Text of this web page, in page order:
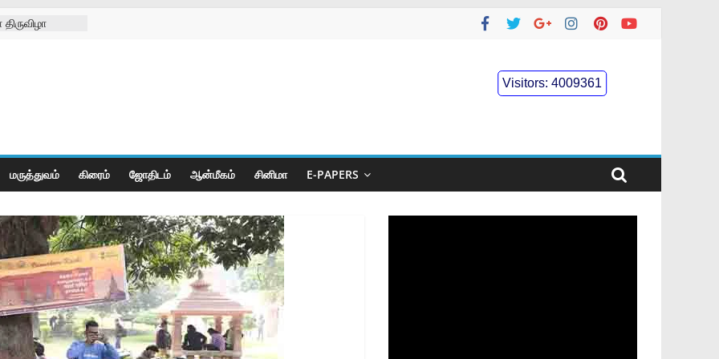
போட்டிகள்
Visitors:4009361
மருத்துவம் கிரைம் ஜோ‌திட‌ம் ஆன்மீகம் சினிமா E-PAPERS